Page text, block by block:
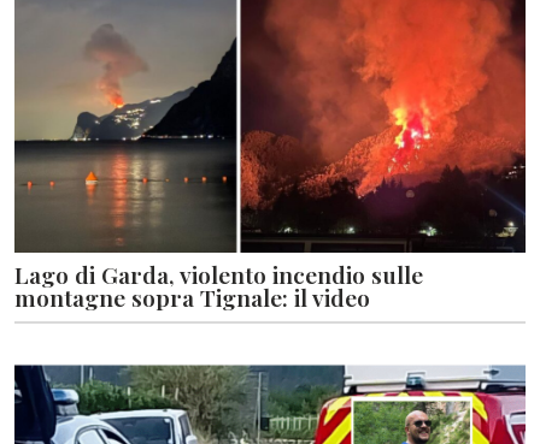
Lago di Garda, violento incendio sulle
montagne sopra Tignale: il video